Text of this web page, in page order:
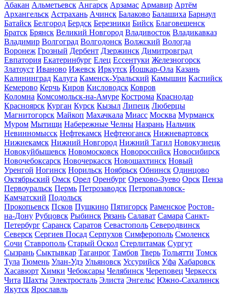
Абакан Альметьевск Ангарск Арзамас Армавир Артём
Архангельск Астрахань Ачинск Балаково Балашиха Барнаул
Батайск Белгород Бердск Березники Бийск Благовещенск
Братск Брянск Великий Новгород Владивосток Владикавказ
Владимир Волгоград Волгодонск Волжский Вологда
Воронеж Грозный Дербент Дзержинск Димитровград
Евпатория Екатеринбург Елец Ессентуки Железногорск
Златоуст Иваново Ижевск Иркутск Йошкар-Ола Казань
Калининград Калуга Каменск-Уральский Камышин Каспийск
Кемерово Керчь Киров Кисловодск Ковров
Коломна Комсомольск-на-Амуре Кострома Краснодар
Красноярск Курган Курск Кызыл Липецк Люберцы
Магнитогорск Майкоп Махачкала Миасс Москва Мурманск
Муром Мытищи Набережные Челны Назрань Нальчик
Невинномысск Нефтекамск Нефтеюганск Нижневартовск
Нижнекамск Нижний Новгород Нижний Тагил Новокузнецк
Новокуйбышевск Новомосковск Новороссийск Новосибирск
Новочебоксарск Новочеркасск Новошахтинск Новый
Уренгой Ногинск Норильск Ноябрьск Обнинск Одинцово
Октябрьский Омск Орел Оренбург Орехово-Зуево Орск Пенза
Первоуральск Пермь Петрозаводск Петропавловск-
Камчатский Подольск
Прокопьевск Псков Пушкино Пятигорск Раменское Ростов-
на-Дону Рубцовск Рыбинск Рязань Салават Самара Санкт-
Петербург Саранск Саратов Севастополь Северодвинск
Северск Сергиев Посад Серпухов Симферополь Смоленск
Сочи Ставрополь Старый Оскол Стерлитамак Сургут
Сызрань Сыктывкар Таганрог Тамбов Тверь Тольятти Томск
Тула Тюмень Улан-Удэ Ульяновск Уссурийск Уфа Хабаровск
Хасавюрт Химки Чебоксары Челябинск Череповец Черкесск
Чита Шахты Электросталь Элиста Энгельс Южно-Сахалинск
Якутск Ярославль